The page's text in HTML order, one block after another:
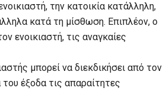
την κατοικία κατάλληλη,
κατά τη μίσθωση. Επιπλέον, ο
ενοικιαστή, τις αναγκαίες
μπορεί να διεκδικήσει από τον
έξοδα τις απαραίτητες